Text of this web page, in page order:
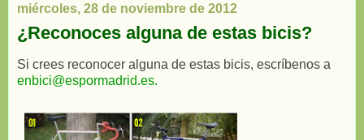
miércoles, 28 de noviembre de 2012
¿Reconoces alguna de estas bicis?
Si crees reconocer alguna de estas bicis, escríbenos a
enbici@espormadrid.es.